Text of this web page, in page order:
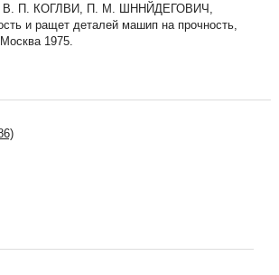
П. КОГЛВИ, П. М. ШННЙДЕГОВИЧ,
и ращет деталей машип на прочность,
1975.